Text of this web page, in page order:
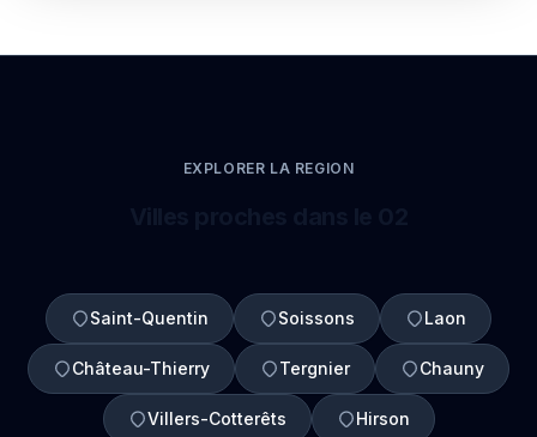
EXPLORER LA REGION
Saint-Quentin Soissons Laon
Château-Thierry Tergnier Chauny
Villers-Cotterêts Hirson